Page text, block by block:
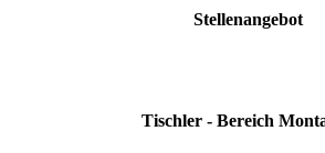
Stellenangebot
Tischler - Bereich